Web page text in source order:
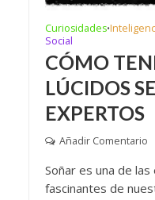
Curiosidades•
Social
CÓMO
LÚCIDOS
EXPERTOS
Añadir Comentario
Soñar es una de
fascinantes de